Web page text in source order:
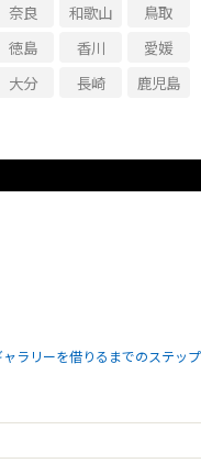
奈良 和歌山
鳥取
徳島 香川
愛媛
大分 長崎
鹿児島